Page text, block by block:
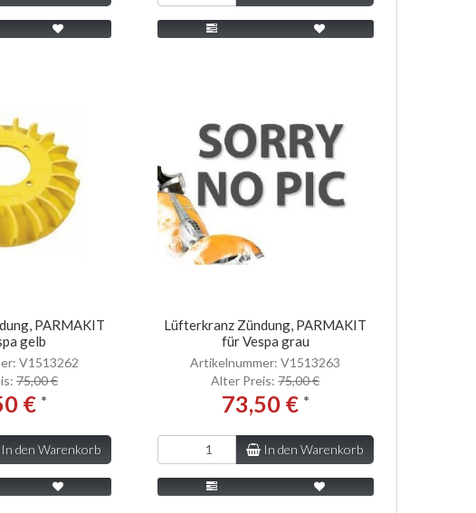
PARMAKIT
gelb
V1513262
75,00 €
€ *
In den Warenkorb
Lüfterkranz Zündung, PARMAKIT
für Vespa grau
Artikelnummer: V1513263
Alter Preis:75,00 €
73,50 € *
In den Warenkorb